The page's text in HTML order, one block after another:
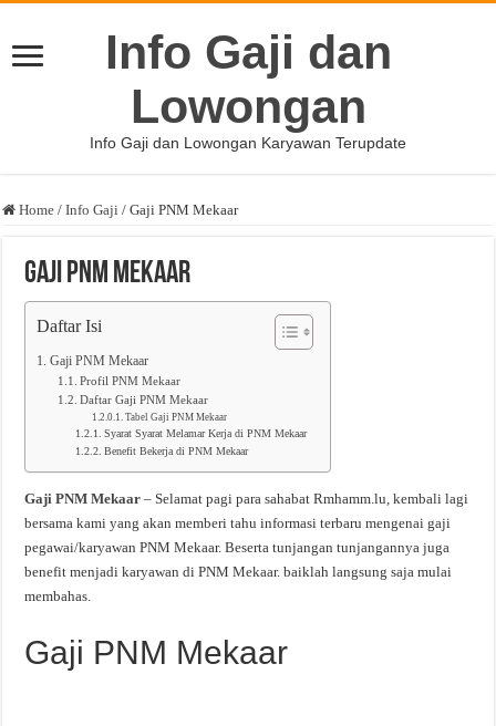
Info Gaji dan
Lowongan
Info Gaji dan Lowongan Karyawan Terupdate
Home / Info Gaji / Gaji PNM Mekaar
Gaji PNM Mekaar
Daftar Isi
Gaji PNM Mekaar
Profil PNM Mekaar
Daftar Gaji PNM Mekaar
Tabel Gaji PNM Mekaar
Syarat Syarat Melamar Kerja di PNM Mekaar
Benefit Bekerja di PNM Mekaar
Gaji PNM Mekaar – Selamat pagi para sahabat Rmhamm.lu, kembali lagi
bersama kami yang akan memberi tahu informasi terbaru mengenai gaji
pegawai/karyawan PNM Mekaar. Beserta tunjangan tunjangannya juga
benefit menjadi karyawan di PNM Mekaar. baiklah langsung saja mulai
membahas.
Gaji PNM Mekaar